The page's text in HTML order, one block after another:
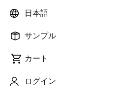
日本語
サンプル
カート
ログイン
りお見舞い申し上げます。
3 月16 日（23
らせします。
当社グループ拠点として、